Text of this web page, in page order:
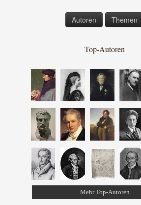
Autoren Themen
Top-Autoren
Mehr Top-Autoren